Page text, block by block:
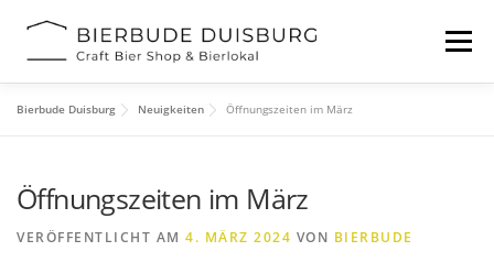
Inhalt
Menü
KONTAKT
Bierbude Duisburg Neuigkeiten Öffnungszeiten im März
Öffnungszeiten im März
VERÖFFENTLICHT AM 4. MÄRZ 2024 VON BIERBUDE